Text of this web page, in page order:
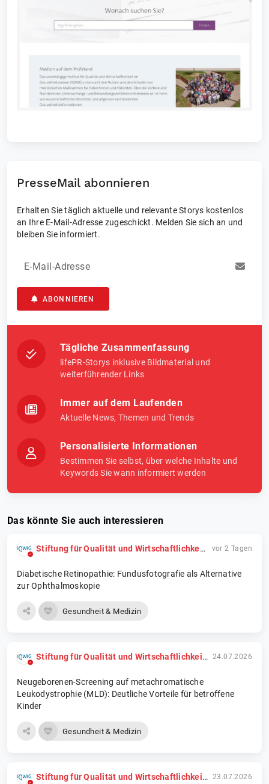
PresseMail abonnieren
Erhalten Sie täglich aktuelle und relevante Storys kostenlos
an Ihre E-Mail-Adresse zugeschickt. Melden Sie sich an und
bleiben Sie informiert.
E-Mail-Adresse
ABONNIEREN
Tägliche Zusammenfassung
lifePR-Storys inklusive Bildmaterial und
weiterführender Links
Immer auf dem Laufenden
Aktuelle News, Themen und Trends
Personalisierte Informationen
Bestimmen Sie selbst, über welche Inhalte und
Keywords Sie wann informiert werden
Das könnte Sie auch interessieren
Stiftung für Qualität und Wirtschaftlichkeit im Gesundheitswesen (IQWiG) vor 2 Tagen
Diabetische Retinopathie: Fundusfotografie als Alternative
zur Ophthalmoskopie
Gesundheit & Medizin
Stiftung für Qualität und Wirtschaftlichkeit im Gesundheitswesen (IQWiG) 24.07.2026
Neugeborenen-Screening auf metachromatische
Leukodystrophie (MLD): Deutliche Vorteile für betroffene
Kinder
Gesundheit & Medizin
Stiftung für Qualität und Wirtschaftlichkeit im Gesundheitswesen (IQWiG) 23.07.2026